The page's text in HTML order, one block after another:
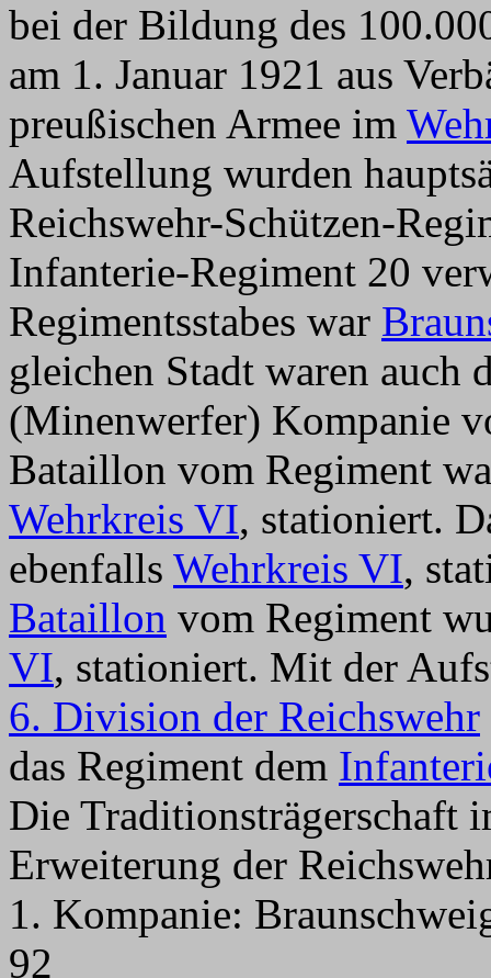
bei der Bildung des
am 1. Januar 1921 aus
preußischen Armee im
Aufstellung wurden
Reichswehr-Schützen-
Infanterie-Regiment 20
Regimentsstabes war
gleichen Stadt waren auch
(Minenwerfer) Kompanie
Bataillon vom Regiment
Wehrkreis VI, stationiert.
ebenfalls Wehrkreis VI,
Bataillon vom Regiment
VI, stationiert. Mit der
6. Division der Reichswehr
das Regiment dem
Die Traditionsträgerschaft
Erweiterung der
1. Kompanie:
92